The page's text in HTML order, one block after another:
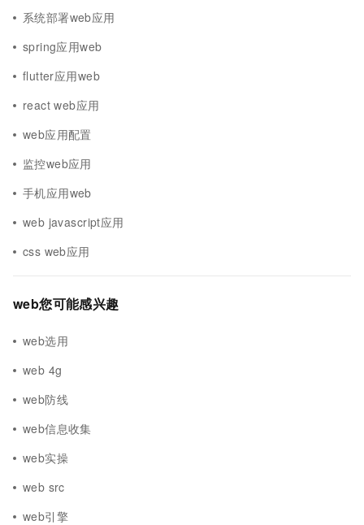
系统部署web应用
spring应用web
flutter应用web
react web应用
web应用配置
监控web应用
手机应用web
web javascript应用
css web应用
web您可能感兴趣
web选用
web 4g
web防线
web信息收集
web实操
web src
web引擎